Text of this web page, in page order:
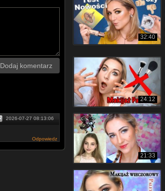
Dodaj komentarz
2026-07-27 08:13:06
Odpowiedz
32:40
24:12
21:33